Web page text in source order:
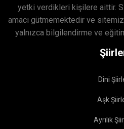
yetki verdikleri kişilere aittir.
amacı gütmemektedir ve
yalnızca bilgilendirme ve
Dini
Aşk
Ayrılık